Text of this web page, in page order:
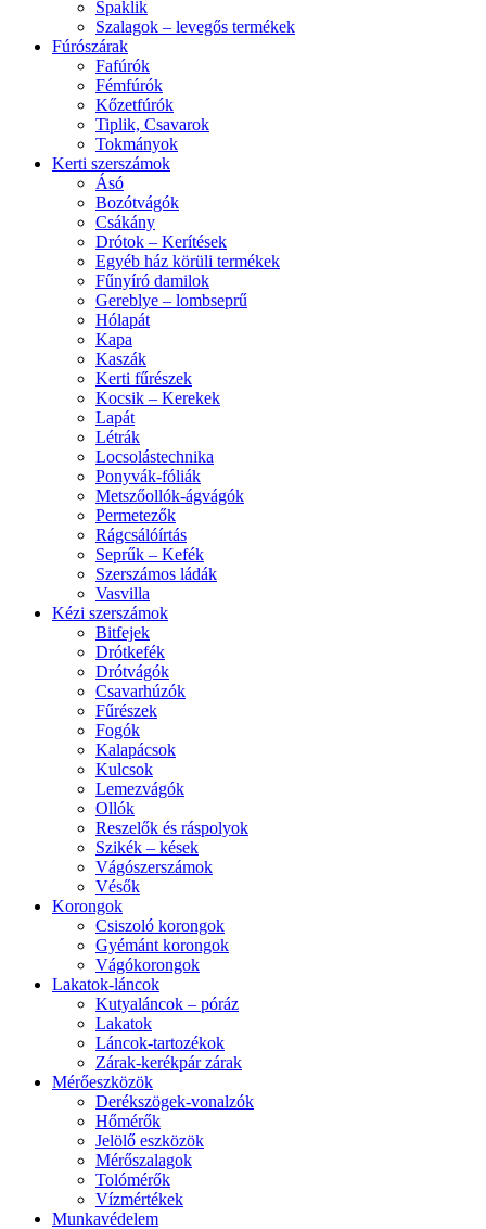
Spaklik
Szalagok – levegős termékek
Fúrószárak
Fafúrók
Fémfúrók
Kőzetfúrók
Tiplik, Csavarok
Tokmányok
Kerti szerszámok
Ásó
Bozótvágók
Csákány
Drótok – Kerítések
Egyéb ház körüli termékek
Fűnyíró damilok
Gereblye – lombseprű
Hólapát
Kapa
Kaszák
Kerti fűrészek
Kocsik – Kerekek
Lapát
Létrák
Locsolástechnika
Ponyvák-fóliák
Metszőollók-ágvágók
Permetezők
Rágcsálóírtás
Seprűk – Kefék
Szerszámos ládák
Vasvilla
Kézi szerszámok
Bitfejek
Drótkefék
Drótvágók
Csavarhúzók
Fűrészek
Fogók
Kalapácsok
Kulcsok
Lemezvágók
Ollók
Reszelők és ráspolyok
Szikék – kések
Vágószerszámok
Vésők
Korongok
Csiszoló korongok
Gyémánt korongok
Vágókorongok
Lakatok-láncok
Kutyaláncok – póráz
Lakatok
Láncok-tartozékok
Zárak-kerékpár zárak
Mérőeszközök
Derékszögek-vonalzók
Hőmérők
Jelölő eszközök
Mérőszalagok
Tolómérők
Vízmértékek
Munkavédelem